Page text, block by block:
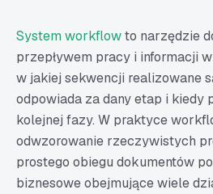
System workflowto narzędzie
przepływem pracy i informacji
w jakiej sekwencji realizowane
odpowiada za dany etap i kiedy
kolejnej fazy. W praktyce
odwzorowanie rzeczywistych
prostego obiegu dokumentów
biznesowe obejmujące wiele